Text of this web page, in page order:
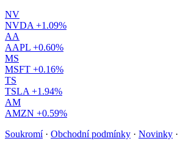
NV
NVDA +1.09%
AA
AAPL +0.60%
MS
MSFT +0.16%
TS
TSLA +1.94%
AM
AMZN +0.59%
Soukromí · Obchodní podmínky · Novinky ·